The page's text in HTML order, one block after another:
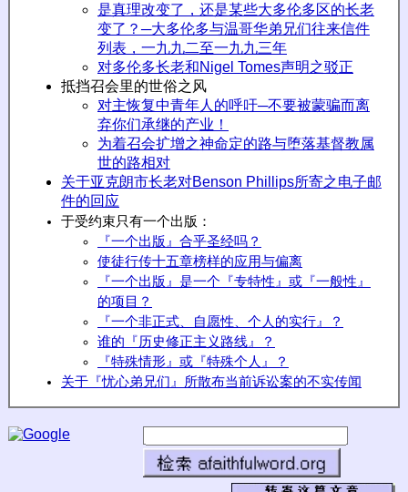
是真理改变了，还是某些大多伦多区的长老
变了？─大多伦多与温哥华弟兄们往来信件
列表，一九九二至一九九三年
对多伦多长老和Nigel Tomes声明之驳正
抵挡召会里的世俗之风
对主恢复中青年人的呼吁─不要被蒙骗而离
弃你们承继的产业！
为着召会扩增之神命定的路与堕落基督教属
世的路相对
关于亚克朗市长老对Benson Phillips所寄之电子邮
件的回应
于受约束只有一个出版：
『一个出版』合乎圣经吗？
使徒行传十五章榜样的应用与偏离
『一个出版』是一个『专特性』或『一般性』
的项目？
『一个非正式、自愿性、个人的实行』？
谁的『历史修正主义路线』？
『特殊情形』或『特殊个人』？
关于『忧心弟兄们』所散布当前诉讼案的不实传闻